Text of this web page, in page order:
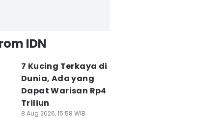
IDN
7 Kucing Terkaya di
Dunia, Ada yang
Dapat Warisan Rp4
Triliun
8 Aug 2026, 15:58 WIB